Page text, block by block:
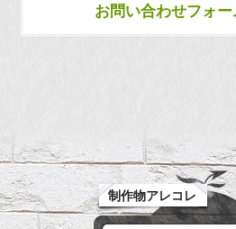
お問い合わせフォー
制作物アレコレ